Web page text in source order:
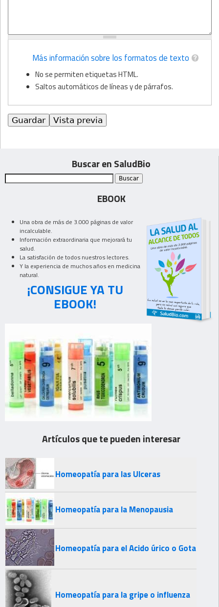
Más información sobre los formatos de texto
No se permiten etiquetas HTML.
Saltos automáticos de líneas y de párrafos.
Buscar en SaludBio
EBOOK
Una obra de más de 3.000 páginas de valor
incalculable.
Información extraordinaria que mejorará tu
salud.
La satisfación de todos nuestros lectores.
Y la experiencia de muchos años en medicina
natural.
¡CONSIGUE YA TU
EBOOK!
Artículos que te pueden interesar
Homeopatía para las Ulceras
Homeopatía para la Menopausia
Homeopatía para el Acido úrico o Gota
Homeopatía para la gripe o influenza